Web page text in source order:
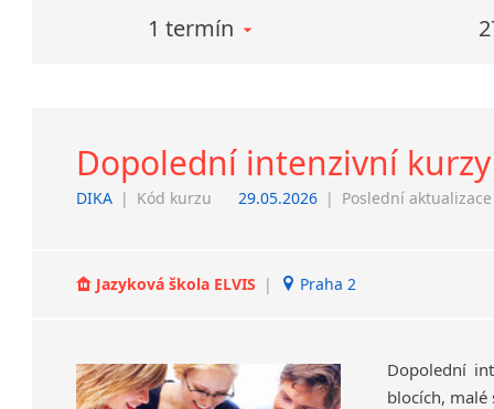
1 termín
Dopolední intenzivní
DIKA | Kód kurzu 29.05.2026 | Poslední aktualizace
Jazyková škola ELVIS | Praha 2
Dopolední
blocích, malé